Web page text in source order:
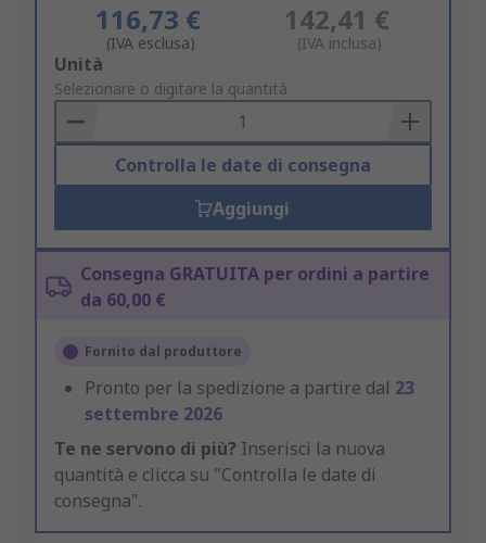
116,73 €
(IVA esclusa)
142,41 €
(IVA inclusa)
Add
to
Basket
Unità
Selezionare o digitare la quantità
Controlla le date di consegna
Aggiungi
Consegna GRATUITA per ordini a partire
da 60,00 €
Fornito dal produttore
Pronto per la spedizione a partire dal 23
settembre 2026
Te ne servono di più? Inserisci la nuova
quantità e clicca su "Controlla le date di
consegna".